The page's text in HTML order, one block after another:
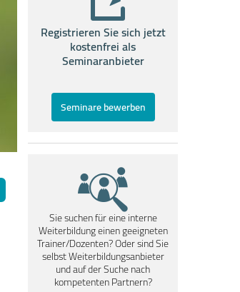
Registrieren Sie sich jetzt
kostenfrei als
Seminaranbieter
Seminare bewerben
Sie suchen für eine interne
Weiterbildung einen geeigneten
Trainer/Dozenten? Oder sind Sie
selbst Weiterbildungsanbieter
und auf der Suche nach
kompetenten Partnern?